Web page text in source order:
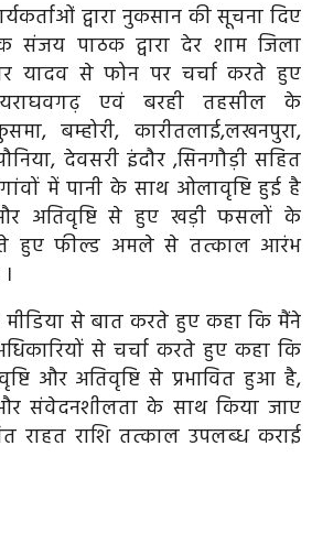
द्वारा नुकसान की सूचना दिए
संजय पाठक द्वारा देर शाम जिला
यादव से फोन पर चर्चा करते हुए
एवं बरही तहसील के
बम्होरी, कारीतलाई,लखनपुरा,
देवसरी इंदौर ,सिनगौड़ी सहित
में पानी के साथ ओलावृष्टि हुई है
अतिवृष्टि से हुए खड़ी फसलों के
हुए फील्ड अमले से तत्काल आरंभ
मीडिया से बात करते हुए कहा कि मैंने
से चर्चा करते हुए कहा कि
और अतिवृष्टि से प्रभावित हुआ है,
संवेदनशीलता के साथ किया जाए
राहत राशि तत्काल उपलब्ध कराई